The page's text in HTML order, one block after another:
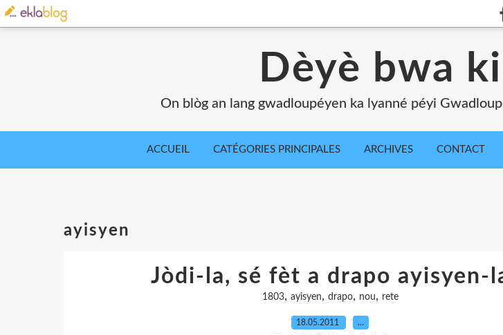
Dèyè bwa
On blòg an lang gwadloupéyen ka lyanné péyi
ACCUEIL CATÉGORIES PRINCIPALES ARCHIVES CONTACT
ayisyen
Jòdi-la, sé fèt a drapo ayisyen-
1803, ayisyen, drapo, nou, rete
18.05.2011 …